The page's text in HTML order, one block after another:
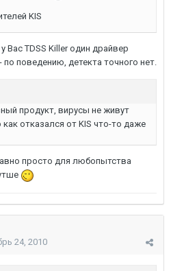
KIS
Вас TDSS Killer один драйвер
- по поведению, детекта точного нет.
продукт, вирусы не живут
как отказался от KIS что-то даже
просто для любопытства
24, 2010